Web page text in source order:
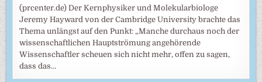
(prcenter.de) Der Kernphysiker und Molekularbiologe
Jeremy Hayward von der Cambridge University brachte das
Thema unlängst auf den Punkt: „Manche durchaus noch der
wissenschaftlichen Hauptströmung angehörende
Wissenschaftler scheuen sich nicht mehr, offen zu sagen,
dass das…